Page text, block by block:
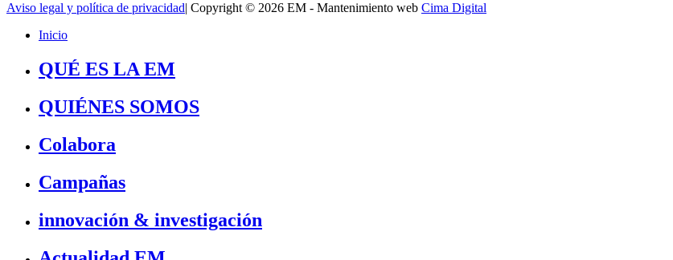
Aviso legal y política de privacidad| Copyright © 2026 EM - Mantenimiento web Cima Digital
Inicio
QUÉ ES LA EM
QUIÉNES SOMOS
Colabora
Campañas
innovación & investigación